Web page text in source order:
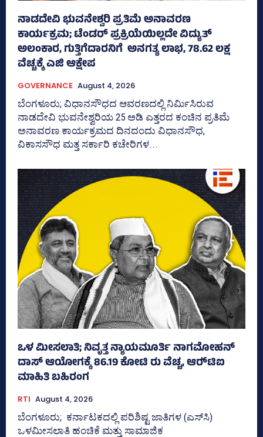
ನಾಡದೇವಿ ಭುವನೇಶ್ವರಿ ಪ್ರತಿಮೆ ಅನಾವರಣ
ಕಾರ್ಯಕ್ರಮ; ಟೆಂಡರ್ ಪ್ರಕ್ರಿಯೆಯಿಲ್ಲದೇ ವಿದ್ಯುತ್‌
ಅಲಂಕಾರ, ಗುತ್ತಿಗೆದಾರನಿಗೆ ಅನಗತ್ಯ ಲಾಭ, 78.62 ಲಕ್ಷ
ವೆಚ್ಚಕ್ಕೆ ಎಜಿ ಆಕ್ಷೇಪ
GOVERNANCE August 4, 2026
ಬೆಂಗಳೂರು; ವಿಧಾನಸೌಧದ ಆವರಣದಲ್ಲಿ ನಿರ್ಮಿಸಿರುವ
ನಾಡದೇವಿ ಭುವನೇಶ್ವರಿಯ 25 ಅಡಿ ಎತ್ತರದ ಕಂಚಿನ ಪ್ರತಿಮೆ
ಅನಾವರಣ ಕಾರ್ಯಕ್ರಮದ ದಿನದಂದು ವಿಧಾನಸೌಧ,
ವಿಕಾಸಸೌಧ ಮತ್ತ ಸರ್ಕಾರಿ ಕಚೇರಿಗಳ...
ಒಳ ಮೀಸಲಾತಿ; ನಿವೃತ್ತ ನ್ಯಾಯಮೂರ್ತಿ ನಾಗಮೋಹನ್
ದಾಸ್ ಆಯೋಗಕ್ಕೆ 86.19 ಕೋಟಿ ರು ವೆಚ್ಚ, ಆರ್‍‌ಟಿಐ
ಮಾಹಿತಿ ಬಹಿರಂಗ
RTI August 4, 2026
ಬೆಂಗಳೂರು; ಕರ್ನಾಟಕದಲ್ಲಿ ಪರಿಶಿಷ್ಟ ಜಾತಿಗಳ (ಎಸ್‌ಸಿ)
ಒಳಮೀಸಲಾತಿ ಹಂಚಿಕೆ ಮತ್ತು ಸಾಮಾಜಿಕ